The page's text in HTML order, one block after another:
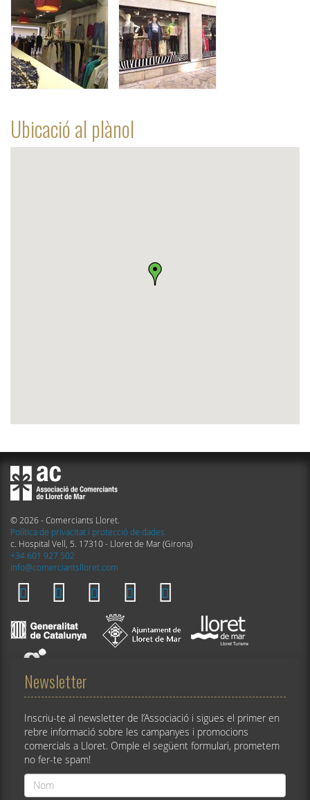
Ubicació al plànol
© 2026 - Comerciants Lloret.
Política de privacitat i protecció de dades
c. Hospital Vell, 5. 17310 - Lloret de Mar (Girona)
+34 601 927 502
info@comerciantslloret.com
Newsletter
Inscriu-te al newsletter de l’Associació i sigues el primer en
rebre informació sobre les campanyes i promocions
comercials a Lloret. Omple el següent formulari, prometem
no fer-te spam!
Nom
*